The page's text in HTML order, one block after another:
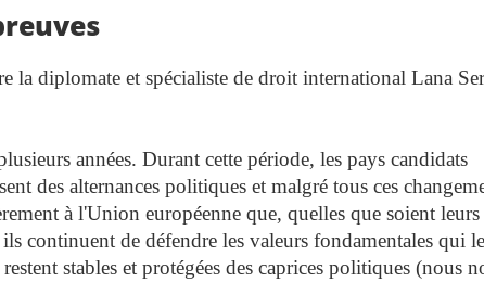
la diplomate et spécialiste de droit international Lana
années. Durant cette période, les pays candidats
des alternances politiques et malgré tous ces
à l'Union européenne que, quelles que soient leurs
continuent de défendre les valeurs fondamentales qui
stables et protégées des caprices politiques (nous